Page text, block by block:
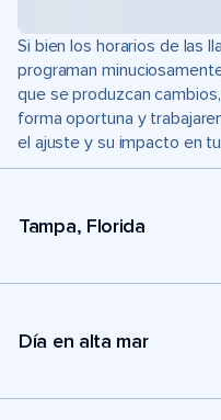
Si bien los horarios de las
programan
que se produzcan
forma oportuna y
el ajuste y su impacto en
Tampa, Florida
Día en alta mar